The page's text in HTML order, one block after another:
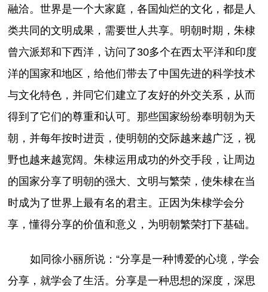
融洽。世界是一个大家庭，各国灿烂的文化，都是人
类共同的文明成果，需要世人共享。明朝时期，朱棣
曾六派郑和下西洋，访问了30多个在西太平洋和印度
洋的国家和地区，给他们带去了中国先进的科学技术
与文化特色，并同它们建立了友好的外交关系，从而
得到了它们的尊重和认可。那些国家纷纷奉明朝为天
朝，并每年按时进贡，使明朝的交际越来越广泛，视
野也越来越宽阔。朱棣运用成功的外交手段，让周边
的国家分享了明朝的强大、文明与繁荣，使朱棣在当
时成为了世界上最有名的君主。正因为朱棣学会分
享，懂得分享的价值和意义，为明朝繁荣打下基础。
如同徐小丽所说：“分享是一种博爱的心境，学会
分享，就学会了生活。分享是一种思想的深度，深思